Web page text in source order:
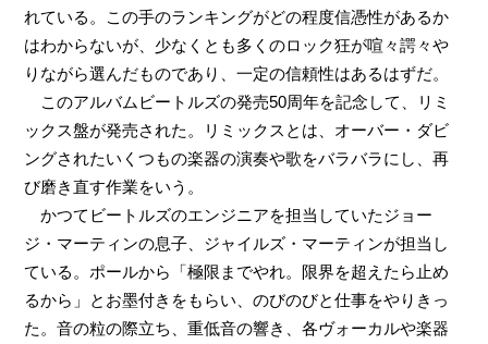
れている。この手のランキングがどの程度信憑性があるか
はわからないが、少なくとも多くのロック狂が喧々諤々や
りながら選んだものであり、一定の信頼性はあるはずだ。
このアルバムビートルズの発売50周年を記念して、リミ
ックス盤が発売された。リミックスとは、オーバー・ダビ
ングされたいくつもの楽器の演奏や歌をバラバラにし、再
び磨き直す作業をいう。
かつてビートルズのエンジニアを担当していたジョー
ジ・マーティンの息子、ジャイルズ・マーティンが担当し
ている。ポールから「極限までやれ。限界を超えたら止め
るから」とお墨付きをもらい、のびのびと仕事をやりきっ
た。音の粒の際立ち、重低音の響き、各ヴォーカルや楽器